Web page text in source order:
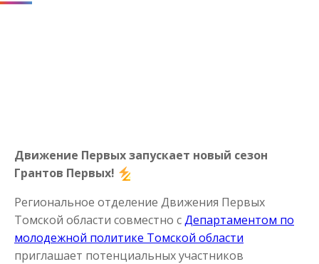
Движение Первых запускает новый сезон
Грантов Первых!
Региональное отделение Движения Первых
Томской области совместно сДепартаментом по
молодежной политике Томской области
приглашает потенциальных участников